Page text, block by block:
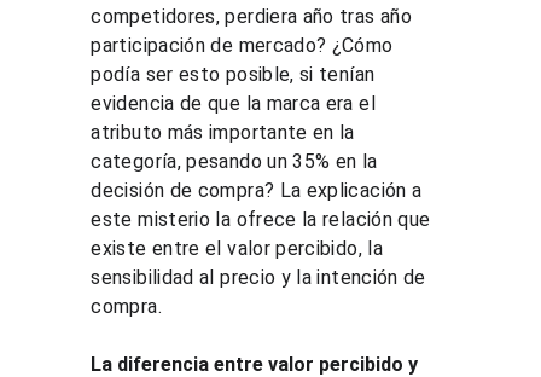
competidores, perdiera año tras año
participación de mercado? ¿Cómo
podía ser esto posible, si tenían
evidencia de que la marca era el
atributo más importante en la
categoría, pesando un 35% en la
decisión de compra? La explicación a
este misterio la ofrece la relación que
existe entre el valor percibido, la
sensibilidad al precio y la intención de
compra.
La diferencia entre valor percibido y